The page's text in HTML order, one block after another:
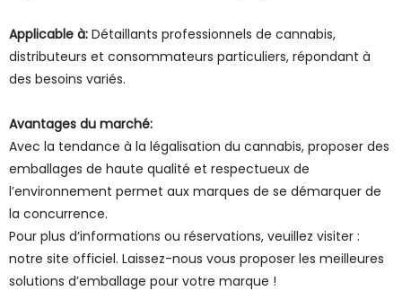
Applicable à: Détaillants professionnels de cannabis,
distributeurs et consommateurs particuliers, répondant à
des besoins variés.
Avantages du marché:
Avec la tendance à la légalisation du cannabis, proposer des
emballages de haute qualité et respectueux de
l’environnement permet aux marques de se démarquer de
la concurrence.
Pour plus d’informations ou réservations, veuillez visiter :
notre site officiel. Laissez-nous vous proposer les meilleures
solutions d’emballage pour votre marque !